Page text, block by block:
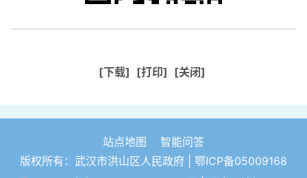
[下载] [打印] [关闭]
站点地图
智能问答
版权所有：武汉市洪山区人民政府 | 鄂ICP备05009168